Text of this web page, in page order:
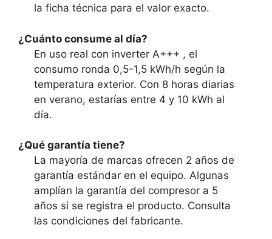
la ficha técnica para el valor exacto.
¿Cuánto consume al día?
En uso real con inverter A+++ , el
consumo ronda 0,5-1,5 kWh/h según la
temperatura exterior. Con 8 horas diarias
en verano, estarías entre 4 y 10 kWh al
día.
¿Qué garantía tiene?
La mayoría de marcas ofrecen 2 años de
garantía estándar en el equipo. Algunas
amplían la garantía del compresor a 5
años si se registra el producto. Consulta
las condiciones del fabricante.